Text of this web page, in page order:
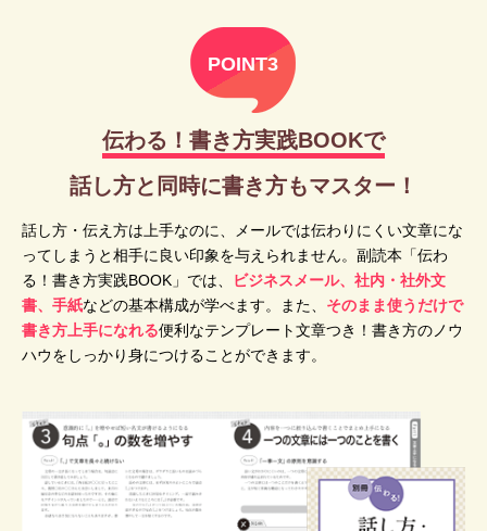
POINT3
伝わる！書き方実践BOOKで
話し方と同時に書き方もマスター！
話し方・伝え方は上手なのに、メールでは伝わりにくい文章にな
ってしまうと相手に良い印象を与えられません。副読本「伝わ
る！書き方実践BOOK」では、
ビジネスメール、社内・社外文
書、手紙などの基本構成が学べます。また、 そのまま使うだけで
書き方上手になれる便利なテンプレート文章つき！書き方のノウ
ハウをしっかり身につけることができます。